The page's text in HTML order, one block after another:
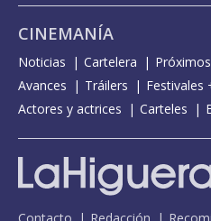
CINEMANÍA
Noticias Cartelera
Avances
Tráilers
Festivales
Actores y actrices
Carteles